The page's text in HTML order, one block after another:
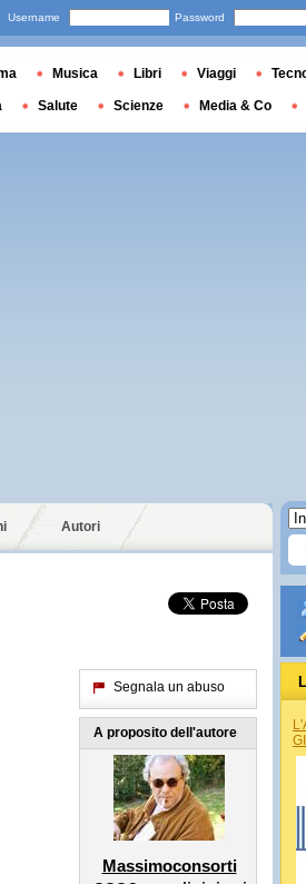
Autori
Segnala un abuso
A proposito dell'autore
Massimoconsorti
Username Password
Musica Libri Viaggi
Salute Scienze Media & Co